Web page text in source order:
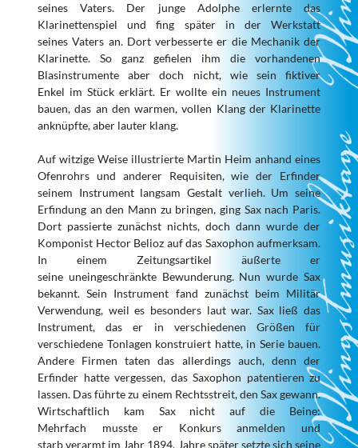
seines Vaters. Der junge Adolphe erlernte das
Klarinettenspiel und fing später in der Werkstatt
seines Vaters an. Dort verbesserte er die Mechanik der
Klarinette. So ganz gefielen ihm die vorhandenen
Blasinstrumente aber doch nicht, wie sein fiktiver
Enkel im Stück erklärt. Er wollte ein neues Instrument
bauen, das an den warmen, vollen Klang der Klarinette
anknüpfte, aber lauter klang.
Auf witzige Weise illustrierte Martin Heim anhand eines
Ofenrohrs und anderer Requisiten, wie der Erfinder
seinem Instrument langsam Gestalt verlieh. Um seine
Erfindung an den Mann zu bringen, ging Sax nach Paris.
Dort passierte zunächst nichts, doch dann wurde der
Komponist Hector Belioz auf das Saxophon aufmerksam.
In einem Zeitungsartikel äußerte er
seine uneingeschränkte Bewunderung. Nun wurde Sax
bekannt. Sein Instrument fand zunächst beim Militär
Verwendung, weil es besonders laut war. Sax ließ das
Instrument, das er in verschiedenen Größen für
verschiedene Tonlagen konstruiert hatte, in Serie bauen.
Andere Firmen taten das allerdings auch, denn der
Erfinder hatte vergessen, das Saxophon patentieren zu
lassen. Das führte zu einem Rechtsstreit, den Sax gewann.
Wirtschaftlich kam Sax nicht auf die Beine:
Mehrfach musste er Konkurs anmelden und
starb verarmt im Jahr 1894. Jahre später setzte sich seine